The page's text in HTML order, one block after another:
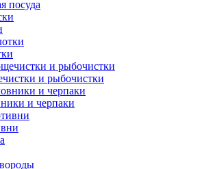
посуда
и рыбочистки
и черпаки